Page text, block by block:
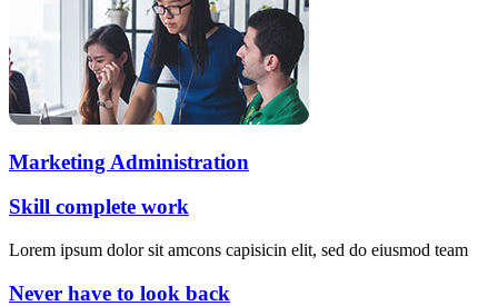
Marketing Administration
Skill complete work
Lorem ipsum dolor sit amcons capisicin elit, sed do eiusmod team
Never have to look back